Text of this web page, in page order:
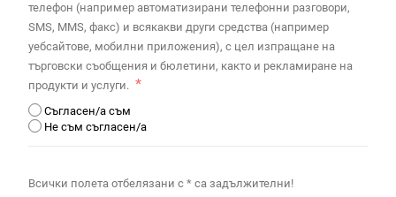
телефон (например автоматизирани телефонни разговори,
SMS, MMS, факс) и всякакви други средства (например
уебсайтове, мобилни приложения), с цел изпращане на
търговски съобщения и бюлетини, както и рекламиране на
продукти и услуги.
Съгласен/а съм
Не съм съгласен/а
Всички полета отбелязани с * са задължителни!